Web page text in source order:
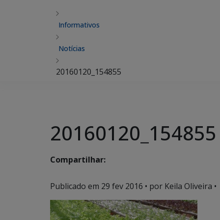
Informativos
Notícias
20160120_154855
20160120_154855
Compartilhar:
Publicado em 29 fev 2016 • por Keila Oliveira •